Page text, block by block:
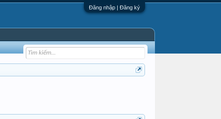
Đăng nhập | Đăng ký